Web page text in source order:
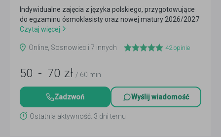
Indywidualne zajęcia z języka polskiego, przygotowujące
do egzaminu ósmoklasisty oraz nowej matury 2026/2027
Czytaj więcej
Online, Sosnowiec i 7 innych 42opinie
50 - 70 zł / 60 min
Zadzwoń Wyślij wiadomość
Ostatnia aktywność: 3 dni temu